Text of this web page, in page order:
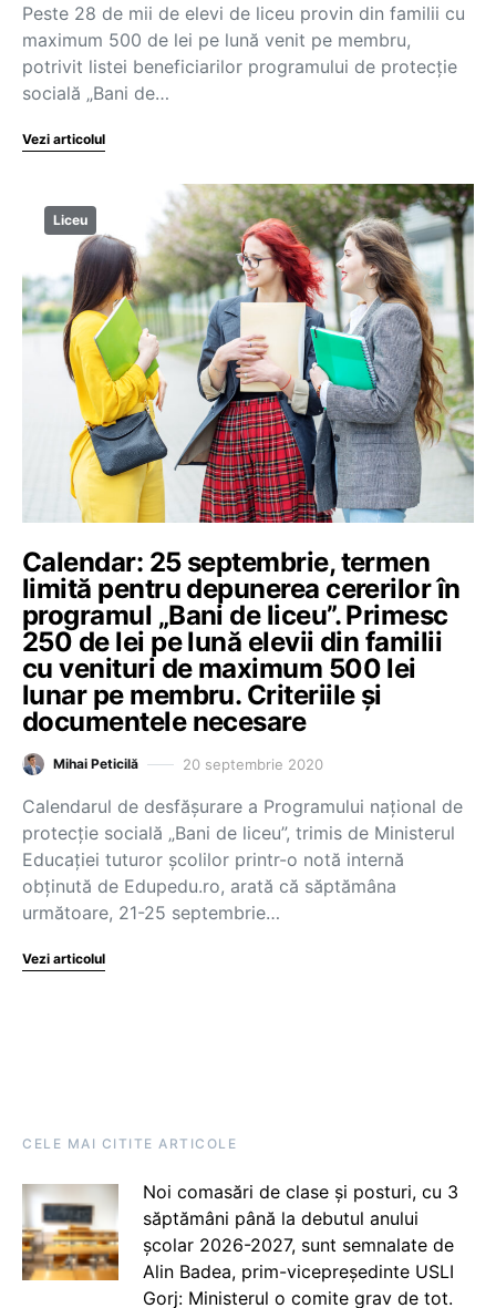
Peste 28 de mii de elevi de liceu provin din familii cu
maximum 500 de lei pe lună venit pe membru,
potrivit listei beneficiarilor programului de protecție
socială „Bani de…
Vezi articolul
Liceu
Calendar: 25 septembrie, termen
limită pentru depunerea cererilor în
programul „Bani de liceu”. Primesc
250 de lei pe lună elevii din familii
cu venituri de maximum 500 lei
lunar pe membru. Criteriile și
documentele necesare
Mihai Peticilă 20 septembrie 2020
Calendarul de desfășurare a Programului național de
protecție socială „Bani de liceu”, trimis de Ministerul
Educației tuturor școlilor printr-o notă internă
obținută de Edupedu.ro, arată că săptămâna
următoare, 21-25 septembrie…
Vezi articolul
CELE MAI CITITE ARTICOLE
Noi comasări de clase și posturi, cu 3
săptămâni până la debutul anului
școlar 2026-2027, sunt semnalate de
Alin Badea, prim-vicepreședinte USLI
Gorj: Ministerul o comite grav de tot.